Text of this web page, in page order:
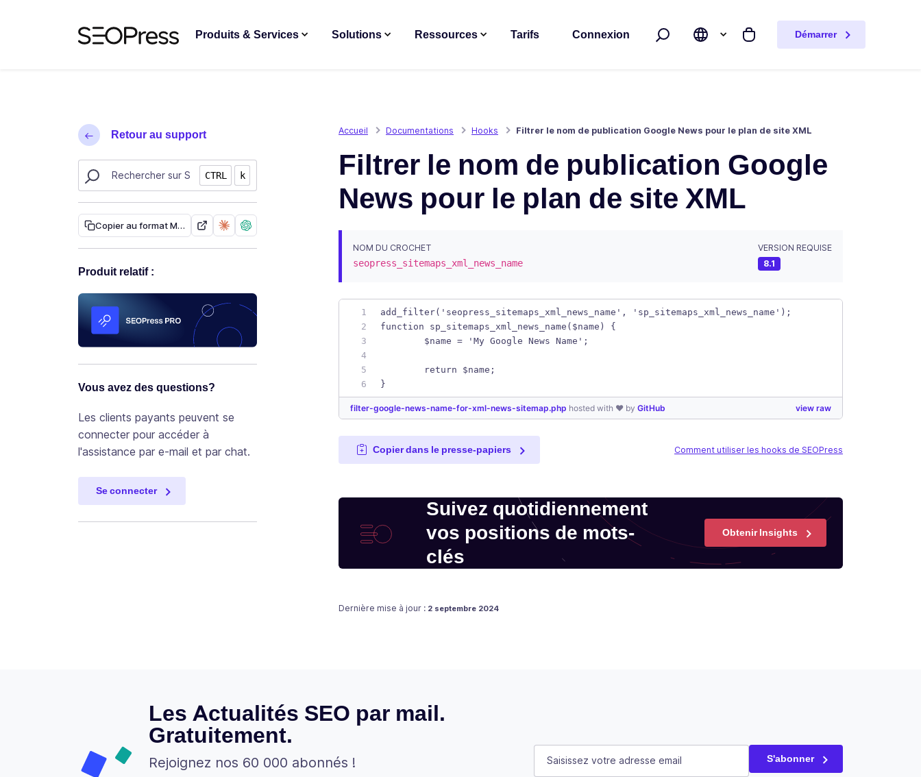
Produits & Services Solutions Ressources Tarifs Connexion
Rechercher Mon panier
Démarrer
Retour au support
Rechercher des ressources sur SEOPress
CTRL k
Copier au format Markdown
Produit relatif :
Vous avez des questions?
Les clients payants peuvent se
connecter pour accéder à
l'assistance par e-mail et par chat.
Se connecter
Accueil Documentations Hooks Filtrer le nom de publication Google News pour le plan de site XML
Filtrer le nom de publication Google
News pour le plan de site XML
NOM DU CROCHET
seopress_sitemaps_xml_news_name
VERSION REQUISE
8.1
add_filter('seopress_sitemaps_xml_news_name', 'sp_sitemaps_xml_news_name');
function sp_sitemaps_xml_news_name($name) {
	$name = 'My Google News Name';
	return $name;
}
view raw
filter-google-news-name-for-xml-news-sitemap.php hosted with ❤ by GitHub
Copier dans le presse-papiers Comment utiliser les hooks de SEOPress
Suivez quotidiennement
vos positions de mots-
clés
Obtenir Insights
Dernière mise à jour : Publié le
2 septembre 2024
Les Actualités SEO par mail.
Gratuitement.
Rejoignez nos 60 000 abonnés !
Email
E-mail (Nécessaire) S'abonner